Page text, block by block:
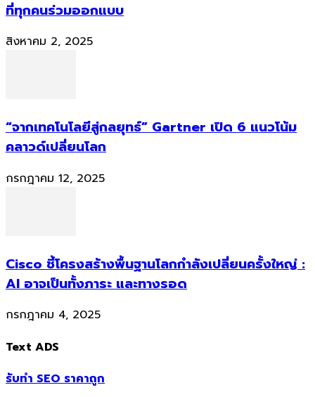
ที่ทุกคนร่วมออกแบบ
สิงหาคม 2, 2025
“จากเทคโนโลยีสู่กลยุทธ์” Gartner เปิด 6 แนวโน้ม
คลาวด์เปลี่ยนโลก
กรกฎาคม 12, 2025
Cisco ชี้โครงสร้างพื้นฐานโลกกำลังเปลี่ยนครั้งใหญ่ :
AI อาจเป็นทั้งภาระ และทางรอด
กรกฎาคม 4, 2025
Text ADS
รับทำ SEO ราคาถูก